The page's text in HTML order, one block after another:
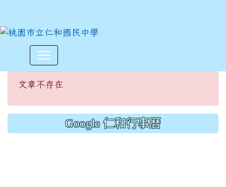
文章不存在
文章不存在
Google 仁和行事曆